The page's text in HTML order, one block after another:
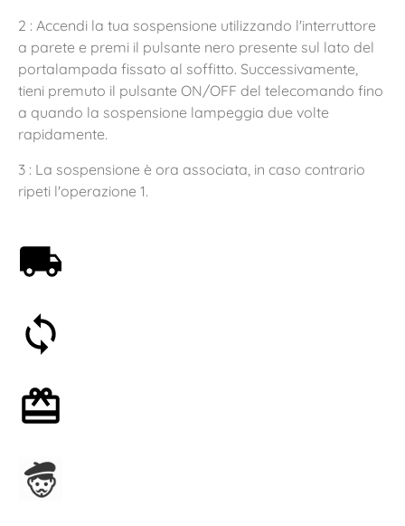
2 : Accendi la tua sospensione utilizzando l'interruttore
a parete e premi il pulsante nero presente sul lato del
portalampada fissato al soffitto. Successivamente,
tieni premuto il pulsante ON/OFF del telecomando fino
a quando la sospensione lampeggia due volte
rapidamente.
3 : La sospensione è ora associata, in caso contrario
ripeti l'operazione 1.